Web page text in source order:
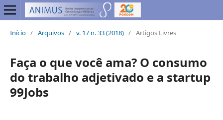
Início / Arquivos / v. 17 n. 33 (2018) / Artigos Livres
Faça o que você ama? O consumo
do trabalho adjetivado e a startup
99Jobs